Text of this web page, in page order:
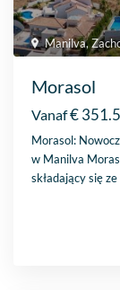
Manilva,
Morasol
Vanaf€
Morasol:
w Manilva
składający się